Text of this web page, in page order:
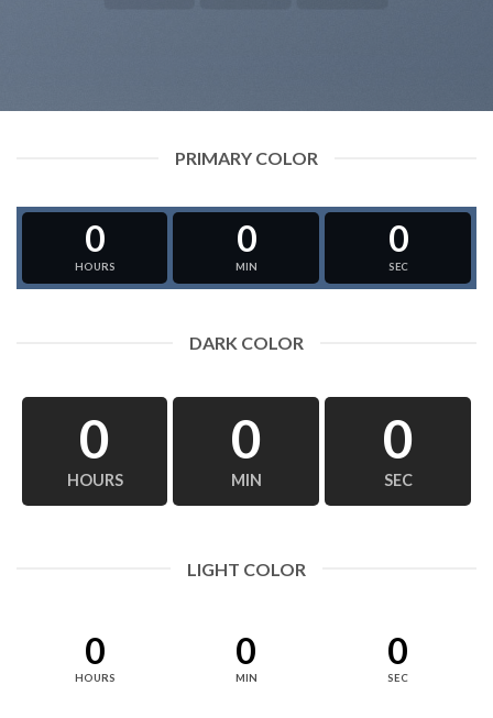
PRIMARY COLOR
0
HOURS
0
MIN
0
SEC
DARK COLOR
0
HOURS
0
MIN
0
SEC
LIGHT COLOR
0
HOURS
0
MIN
0
SEC